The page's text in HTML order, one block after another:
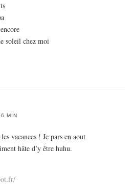
soleil chez moi
MIN
vacances ! Je pars en aout
hâte d’y être huhu.